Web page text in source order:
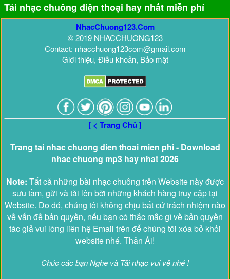
Tải nhạc chuông điện thoại hay nhất miễn phí
NhacChuong123.Com
© 2019 NHACCHUONG123
Contact: nhacchuong123com@gmail.com
Giới thiệu, Điều khoản, Bảo mật
[ < Trang Chủ ]
Trang tai nhac chuong dien thoai mien phi - Download
nhac chuong mp3 hay nhat 2026
Note: Tất cả những bài nhạc chuông trên Website này được
sưu tầm, gửi và tải lên bởi những khách hàng truy cập tại
Website. Do đó, chúng tôi không chịu bất cứ trách nhiệm nào
về vấn đề bản quyền, nếu bạn có thắc mắc gì về bản quyền
tác giả vui lòng liên hệ Email trên để chúng tôi xóa bỏ khỏi
website nhé. Thân Ái!
Chúc các bạn Nghe và Tải nhạc vui vẻ nhé !